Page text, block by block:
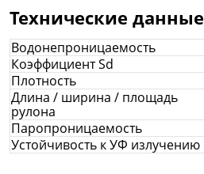
Технические данные
Водонепроницаемость
Коэффициент Sd
Плотность
Длина / ширина / площадь
рулона
Паропроницаемость
Устойчивость к УФ излучению